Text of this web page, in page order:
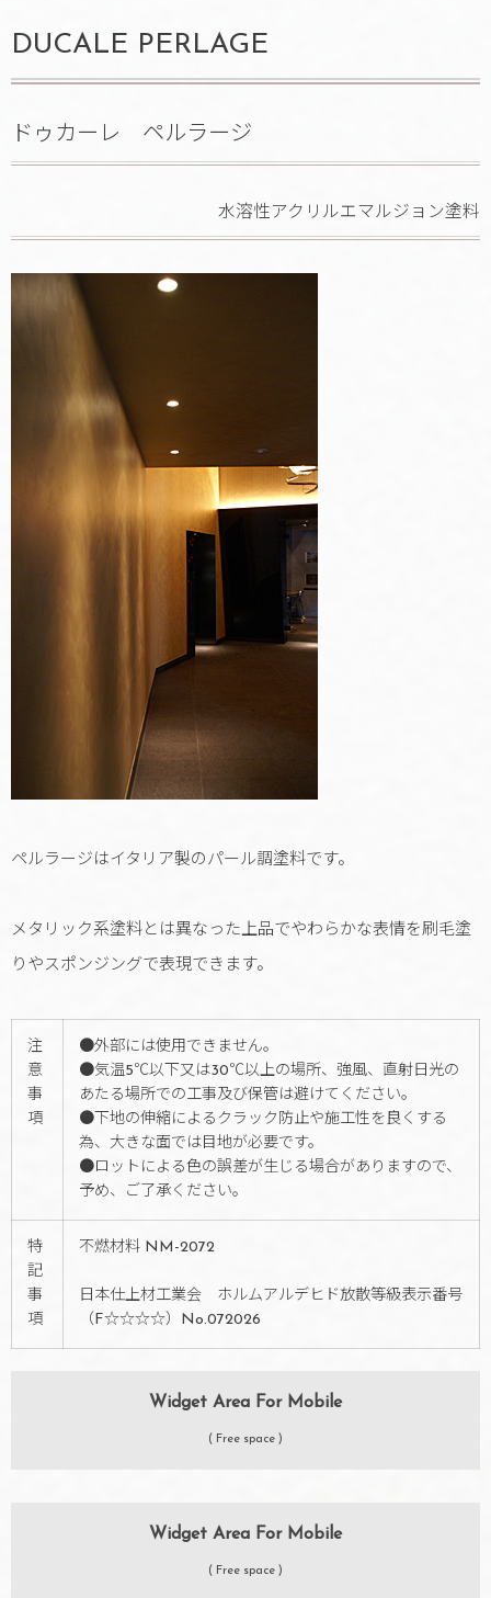
DUCALE PERLAGE
ドゥカーレ ペルラージ
水溶性アクリルエマルジョン塗料
ペルラージはイタリア製のパール調塗料です。
メタリック系塗料とは異なった上品でやわらかな表情を刷毛塗
りやスポンジングで表現できます。
注
意
事
項
●外部には使用できません。
●気温5℃以下又は30℃以上の場所、強風、直射日光の
あたる場所での工事及び保管は避けてください。
●下地の伸縮によるクラック防止や施工性を良くする
為、大きな面では目地が必要です。
●ロットによる色の誤差が生じる場合がありますので、
予め、ご了承ください。
特
記
事
項
不燃材料 NM-2072
日本仕上材工業会 ホルムアルデヒド放散等級表示番号
（F☆☆☆☆）No.072026
Widget Area For Mobile
( Free space )
Widget Area For Mobile
( Free space )